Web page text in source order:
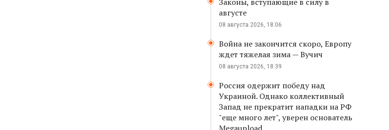
августе
08 августа 2026, 18:06
Война не закончится скоро, Европу
ждет тяжелая зима — Вучич
08 августа 2026, 18:39
Россия одержит победу над
Украиной. Однако коллективный
Запад не прекратит нападки на РФ
"еще много лет", уверен основатель